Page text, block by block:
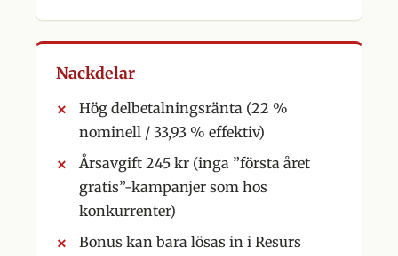
Nackdelar
Hög delbetalningsränta (22 %
nominell / 33,93 % effektiv)
Årsavgift 245 kr (inga ”första året
gratis”-kampanjer som hos
konkurrenter)
Bonus kan bara lösas in i Resurs